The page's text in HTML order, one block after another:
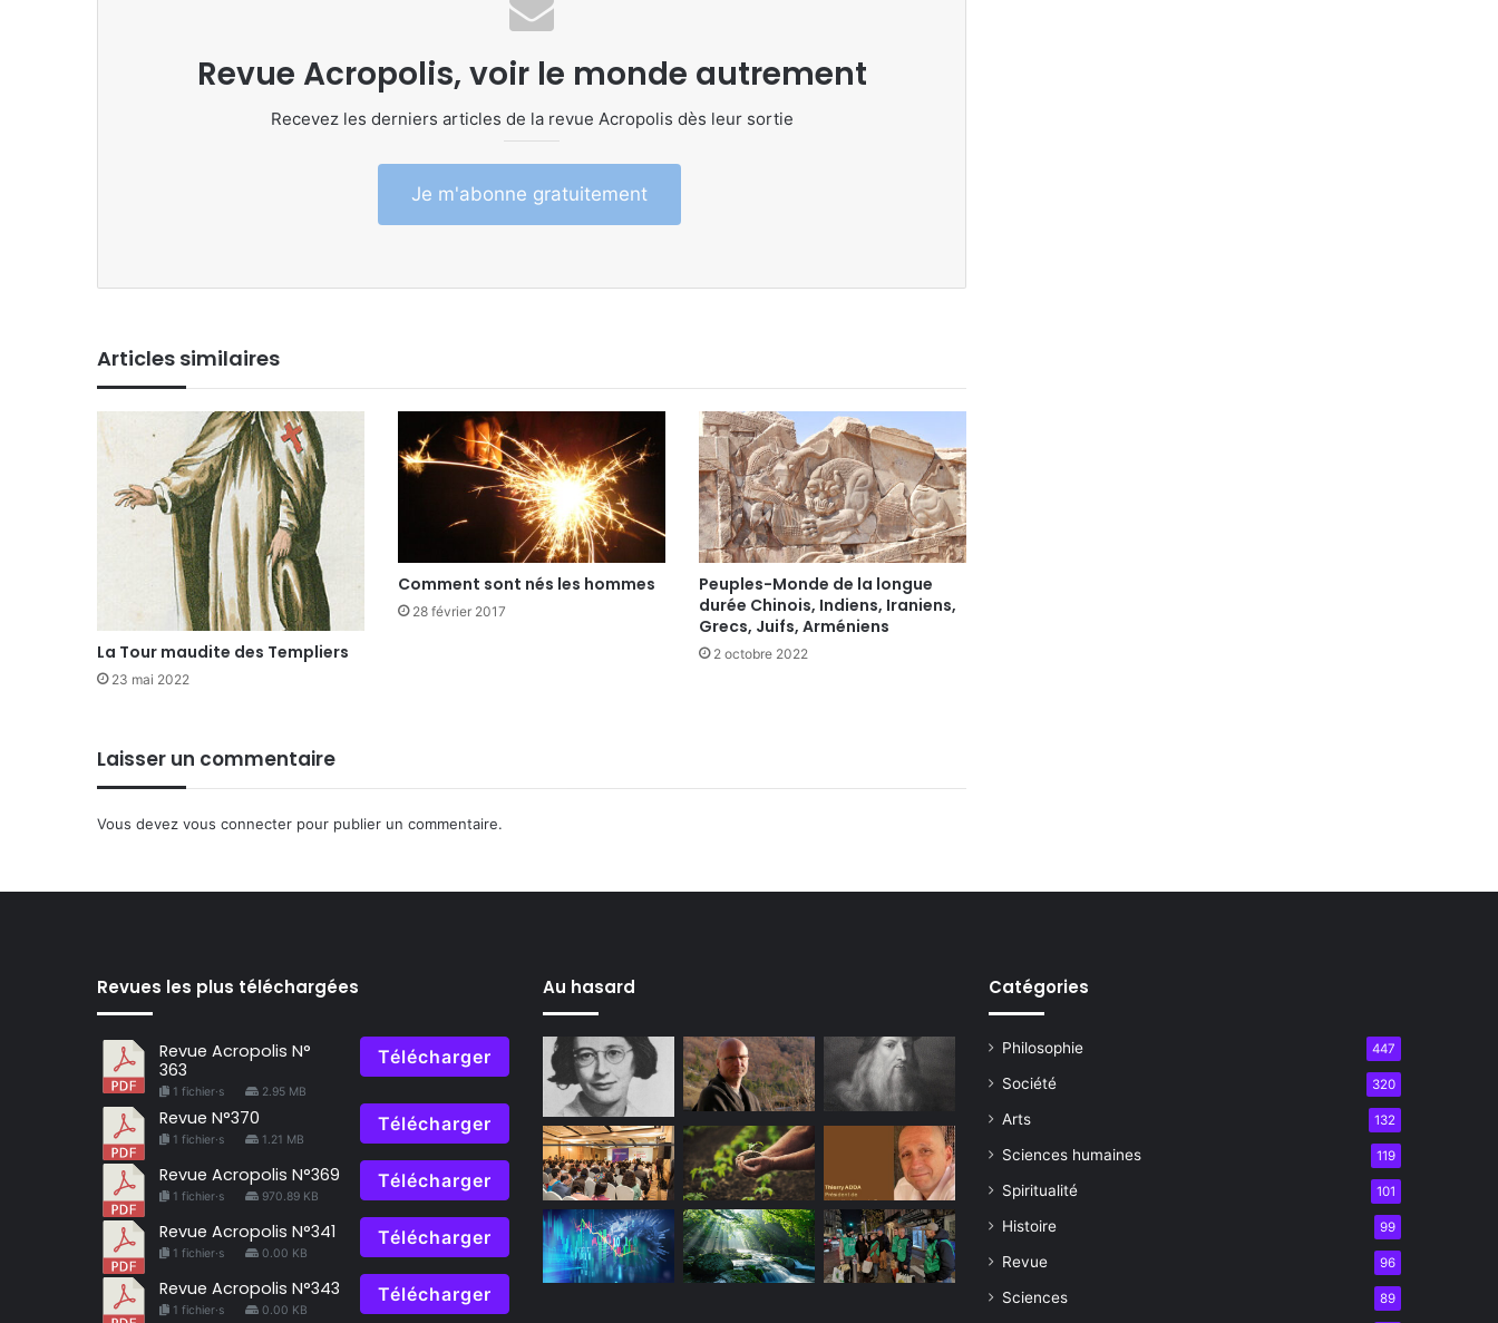
Revue Acropolis, voir le monde autrement
Recevez les derniers articles de la revue Acropolis dès leur sortie
Je m'abonne gratuitement
Articles similaires
La Tour maudite des Templiers
23 mai 2022
Comment sont nés les hommes
28 février 2017
Peuples-Monde de la longue
durée Chinois, Indiens, Iraniens,
Grecs, Juifs, Arméniens
2 octobre 2022
Laisser un commentaire
Vous devez vous connecter pour publier un commentaire.
Revues les plus téléchargées
Revue Acropolis N°
363
1 fichier·s 2.95 MB
Télécharger
Revue N°370
1 fichier·s 1.21 MB
Télécharger
Revue Acropolis N°369
1 fichier·s 970.89 KB
Télécharger
Revue Acropolis N°341
1 fichier·s 0.00 KB
Télécharger
Revue Acropolis N°343
1 fichier·s 0.00 KB
Télécharger
Au hasard Catégories
Philosophie 447
Société 320
Arts 132
Sciences humaines 119
Spiritualité 101
Histoire 99
Revue 96
Sciences 89